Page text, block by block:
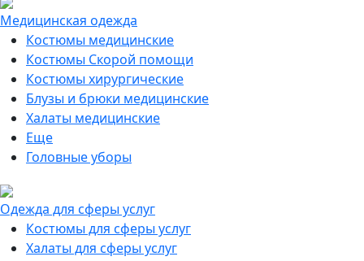
Медицинская одежда
Костюмы медицинские
Костюмы Скорой помощи
Костюмы хирургические
Блузы и брюки медицинские
Халаты медицинские
Еще
Головные уборы
Одежда для сферы услуг
Костюмы для сферы услуг
Халаты для сферы услуг